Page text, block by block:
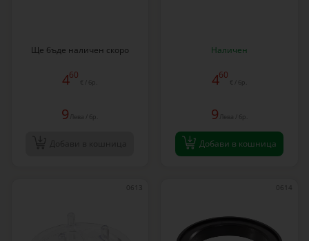
Ще бъде наличен скоро
460
€ / бр.
9 Лева / бр.
Наличен
460
€ / бр.
9 Лева / бр.
Добави в кошница
0613 0614